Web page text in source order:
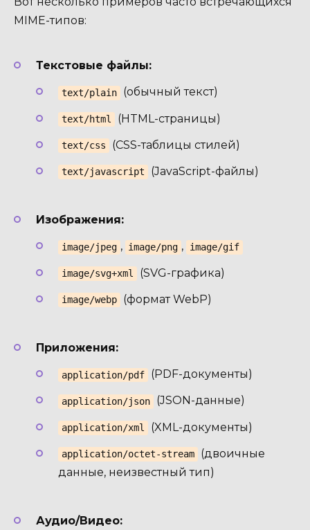
MIME-типов:
Текстовые файлы:
text/plain (обычный текст)
text/html (HTML-страницы)
text/css (CSS-таблицы стилей)
text/javascript (JavaScript-файлы)
Изображения:
image/jpeg , image/png , image/gif
image/svg+xml (SVG-графика)
image/webp (формат WebP)
Приложения:
application/pdf (PDF-документы)
application/json (JSON-данные)
application/xml (XML-документы)
application/octet-stream
(двоичные
данные, неизвестный тип)
Аудио/Видео: